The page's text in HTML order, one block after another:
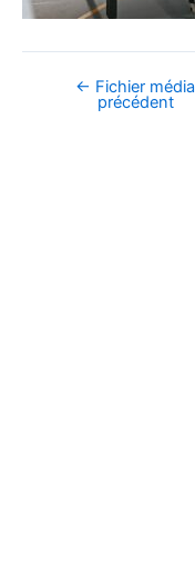
Navigation
← Fichier média
précédent